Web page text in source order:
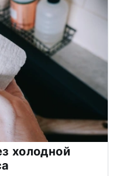
холодной